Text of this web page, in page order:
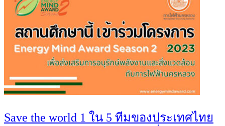
Save the world 1 ใน 5 ทีมของประเทศไทย